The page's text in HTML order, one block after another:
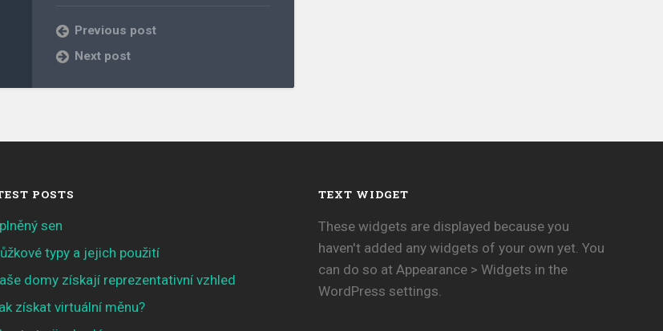
Previous post
Next post
POSTS
sen
typy a jejich použití
domy získají reprezentativní vzhled
získat virtuální měnu?
TEXT WIDGET
These widgets are displayed because you
haven't added any widgets of your own yet. You
can do so at Appearance > Widgets in the
WordPress settings.